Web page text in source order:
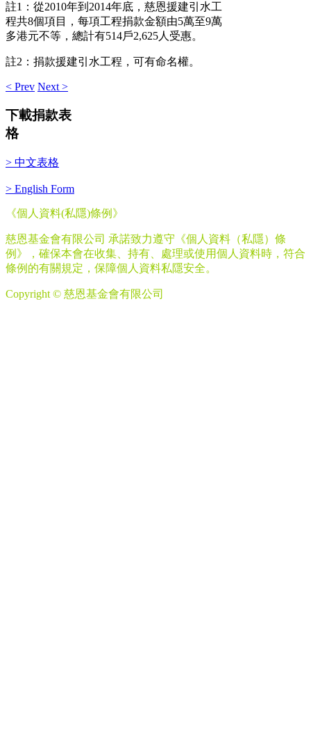
註1：從2010年到2014年底，慈恩援建引水工
程共8個項目， 每項工程捐款金額由5萬至9萬
多港元不等， 總計有514戶2,625人受惠。
註2：捐款援建引水工程，可有命名權。
< Prev Next >
下載捐款表
格
> 中文表格
> English Form
《個人資料(私隱)條例》
慈恩基金會有限公司 承諾致力遵守《個人資料（私隱）條
例》，確保本會在收集、持有、處理或使用個人資料時，符合
條例的有關規定，保障個人資料私隱安全。
Copyright © 慈恩基金會有限公司